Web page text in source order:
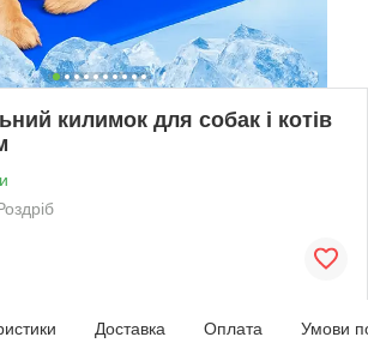
килимок для собак і котів
Доставка Оплата Умови